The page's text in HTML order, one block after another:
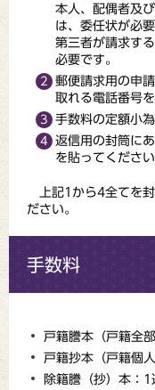
本人、配偶者及
は、委任状が必要
第三者が請求す
必要です。
郵便請求用の申
取れる電話番号
手数料の定額小
返信用の封筒に
を貼ってください
上記1から4全てを封
ださい。
手数料
戸籍謄本（戸籍全
戸籍抄本（戸籍個
除籍謄（抄）本：1